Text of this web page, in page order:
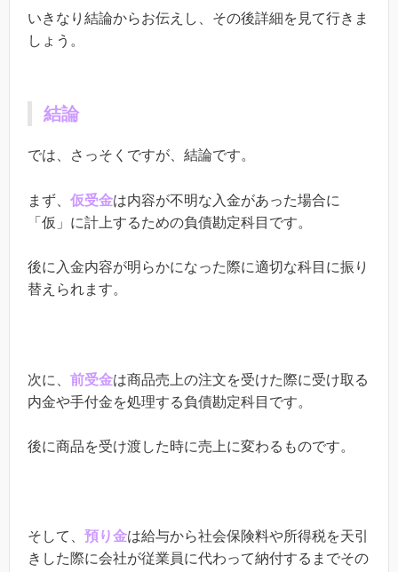
いきなり結論からお伝えし、その後詳細を見て行きま
しょう。
結論
では、さっそくですが、結論です。
まず、 仮受金は内容が不明な入金があった場合に
「仮」に計上するための負債勘定科目です。
後に入金内容が明らかになった際に適切な科目に振り
替えられます。
次に、 前受金は商品売上の注文を受けた際に受け取る
内金や手付金を処理する負債勘定科目です。
後に商品を受け渡した時に売上に変わるものです。
そして、 預り金は給与から社会保険料や所得税を天引
きした際に会社が従業員に代わって納付するまでその